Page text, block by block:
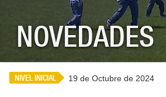
NOVEDADES
NIVEL INICIAL 19 de Octubre de 2024